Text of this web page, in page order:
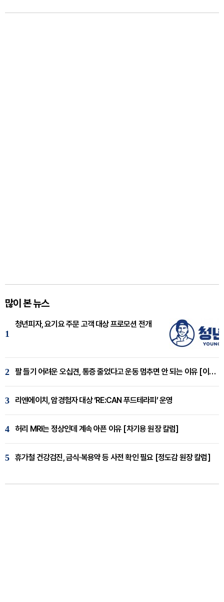
많이 본 뉴스
1
청년피자, 요기요 주문 고객 대상 프로모션 전개
2 팔 들기 어려운 오십견, 통증 줄었다고 운동 멈추면 안 되는 이유 [이병욱 원장 칼럼]
3 리엔에이치, 암경험자 대상 ‘RE:CAN 푸드테라피’ 운영
4 허리 MRI는 정상인데 계속 아픈 이유 [차기용 원장 칼럼]
5 휴가철 건강검진, 금식·복용약 등 사전 확인 필요 [정도감 원장 칼럼]